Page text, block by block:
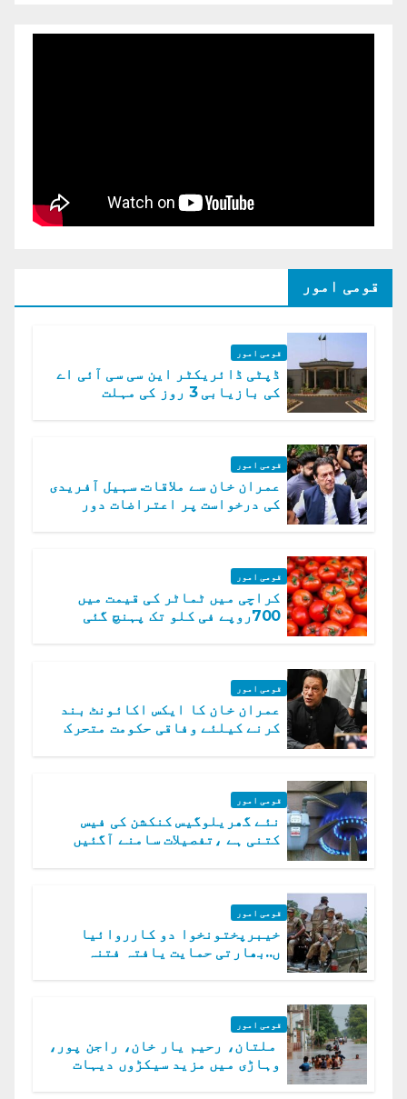
قومی امور
قومی امور
ڈپٹی ڈائریکٹر این سی سی آئی اے
کی بازیابی 3 روز کی مہلت
قومی امور
عمران خان سے ملاقات. سہیل آفریدی
کی درخواست پر اعتراضات دور
قومی امور
کراچی میں ٹماٹر کی قیمت میں
700روپے فی کلو تک پہنچ گئی
قومی امور
عمران خان کا ایکس اکائونٹ بند
کرنے کیلئے وفاقی حکومت متحرک
قومی امور
نئے گھریلوگیس کنکشن کی فیس
کتنی ہے ،تفصیلات سامنے آگئیں
قومی امور
خیبرپختونخوا دو کارروائیا
ں..بھارتی حمایت یافتہ فتنہ
قومی امور
ملتان، رحیم یار خان، راجن پور،
وہاڑی میں مزید سیکڑوں دیہات